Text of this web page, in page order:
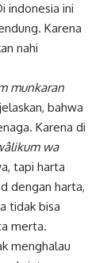
indonesia ini
Karena
nahi
munkaran
bahwa
Karena di
wa
tapi harta
dengan harta,
tidak bisa
merta.
menghalau